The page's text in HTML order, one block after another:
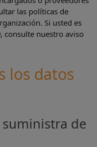
las políticas de
Si usted es
consulte nuestro aviso
los datos
de